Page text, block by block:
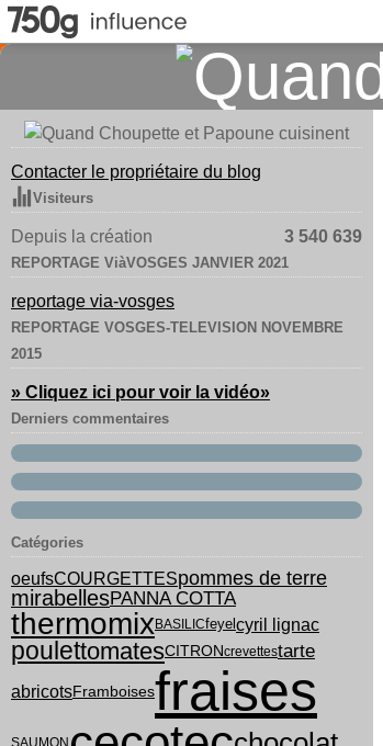
Contacter le propriétaire du blog
Visiteurs
Depuis la création 3 540 639
REPORTAGE ViàVOSGES JANVIER 2021
reportage via-vosges
REPORTAGE VOSGES-TELEVISION NOVEMBRE
2015
» Cliquez ici pour voir la vidéo»
Derniers commentaires
Catégories
oeufsCOURGETTESpommes de terre
mirabellesPANNA COTTA
thermomixBASILICfeyelcyril lignac
poulettomatesCITRONcrevettestarte
abricotsFramboisesfraises
SAUMON